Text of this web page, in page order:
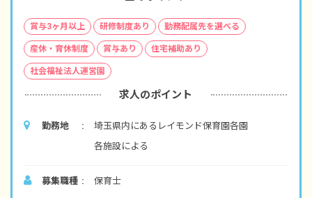
賞与3ヶ月以上 研修制度あり 勤務配属先を選べる
産休・育休制度 賞与あり 住宅補助あり
社会福祉法人運営園
求人のポイント
勤務地
埼玉県内にあるレイモンド保育園各園
各施設による
募集職種 保育士